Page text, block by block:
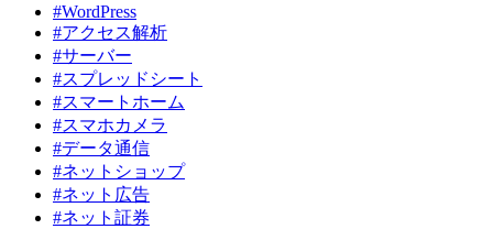
#WordPress
#アクセス解析
#サーバー
#スプレッドシート
#スマートホーム
#スマホカメラ
#データ通信
#ネットショップ
#ネット広告
#ネット証券